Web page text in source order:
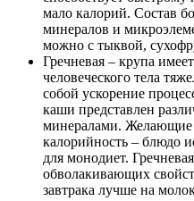
мало калорий. Состав
минералов и
можно с тыквой,
Гречневая – крупа
человеческого тела
собой ускорение
каши представлен
минералами. Желающие
калорийность – блюдо
для монодиет.
обволакивающих
завтрака лучше на